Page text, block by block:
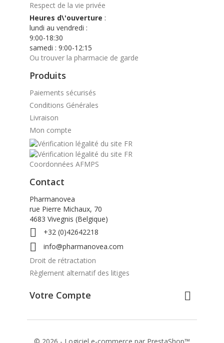
Respect de la vie privée
Heures d\'ouverture :
lundi au vendredi :
9:00-18:30
samedi : 9:00-12:15
Ou trouver la pharmacie de garde
Produits
Paiements sécurisés
Conditions Générales
Livraison
Mon compte
Coordonnées AFMPS
Contact
Pharmanovea
rue Pierre Michaux, 70
4683 Vivegnis (Belgique)
 +32 (0)42642218

info@pharmanovea.com
Droit de rétractation
Règlement alternatif des litiges
Votre Compte 